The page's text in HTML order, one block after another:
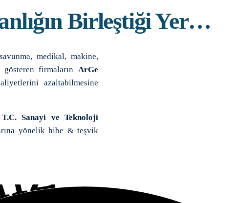
Birleştiği Yer…
medikal, makine,
firmaların ArGe
azaltabilmesine
T.C. Sanayi ve Teknoloji
yönelik hibe & teşvik